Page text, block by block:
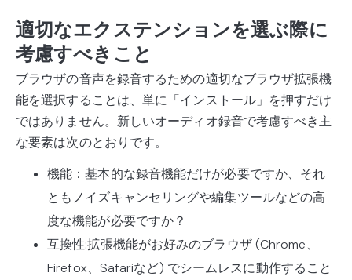
適切なエクステンションを選ぶ際に
考慮すべきこと
ブラウザの音声を録音するための適切なブラウザ拡張機
能を選択することは、単に「インストール」を押すだけ
ではありません。新しいオーディオ録音で考慮すべき主
な要素は次のとおりです。
機能：基本的な録音機能だけが必要ですか、それ
ともノイズキャンセリングや編集ツールなどの高
度な機能が必要ですか？
互換性:拡張機能がお好みのブラウザ (Chrome、
Firefox、Safariなど) でシームレスに動作すること